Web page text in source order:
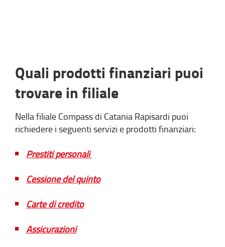
Quali prodotti finanziari puoi
trovare in filiale
Nella filiale Compass di Catania Rapisardi puoi
richiedere i seguenti servizi e prodotti finanziari:
Prestiti personali
Cessione del quinto
Carte di credito
Assicurazioni